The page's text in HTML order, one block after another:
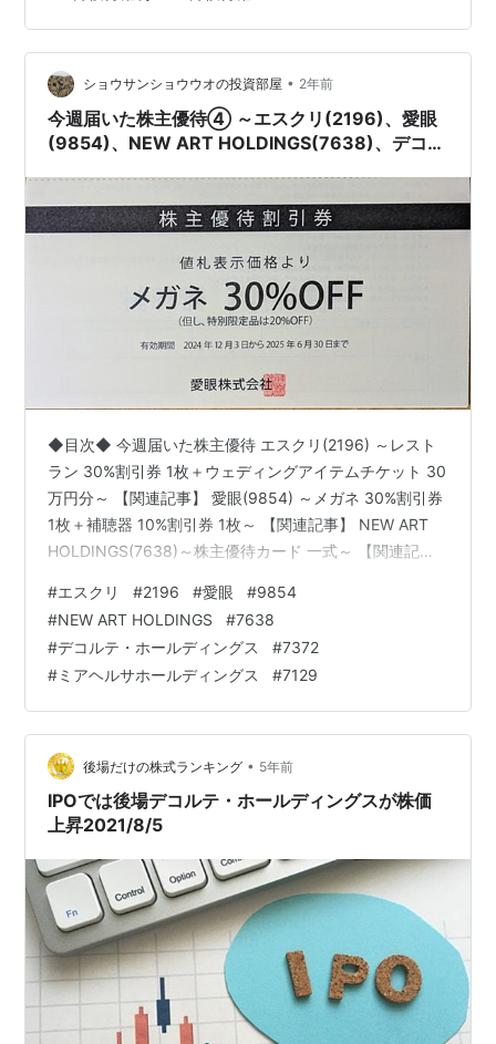
エディングサービス または アニバーサリーフォトサービ
ス で使える サービス利用券 がもらえます。 保有株数 優
待内容 100株以上 1枚 500株…
ショウサンショウウオの投資部屋 • 2年前
今週届いた株主優待④ ～エスクリ(2196)、愛眼
(9854)、NEW ART HOLDINGS(7638)、デコル
◆目次◆ 今週届いた株主優待 エスクリ(2196) ～レスト
ラン 30%割引券 1枚＋ウェディングアイテムチケット 30
万円分～ 【関連記事】 愛眼(9854) ～メガネ 30%割引券
1枚＋補聴器 10%割引券 1枚～ 【関連記事】 NEW ART
HOLDINGS(7638)～株主優待カード 一式～ 【関連記
ェディングフォト 2万円、アニバーサリーフォト 1万円割
引)～ 【関連記事】 ミアヘルサホールディングス(7129)
～QUOカード 1,000円分～ ブログをご覧頂き、ありがと
うございます。 shousanshouuoは、 中…
#エスクリ #2196 #愛眼 #9854
#NEW ART HOLDINGS #7638
#デコルテ・ホールディングス #7372
#ミアヘルサホールディングス #7129
後場だけの株式ランキング • 5年前
IPOでは後場デコルテ・ホールディングスが株価
上昇2021/8/5